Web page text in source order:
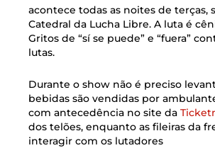
acontece todas as noites de terças,
Catedral da Lucha Libre. A luta é
Gritos de “sí se puede” e “fuera”
lutas.
Durante o show não é preciso
bebidas são vendidas por
com antecedência no site da
dos telões, enquanto as fileiras da
interagir com os lutadores